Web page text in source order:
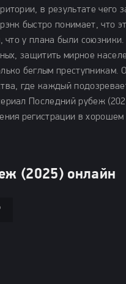
в результате чего
быстро понимает, что
что у плана были
защитить мирное
беглым преступникам.
где каждый
Последний рубеж
регистрации в
(2025) онлайн